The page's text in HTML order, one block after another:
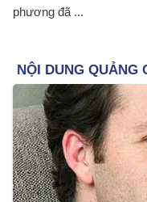
phương đã ...